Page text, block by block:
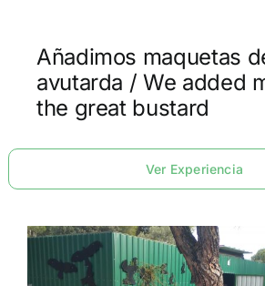
Añadimos maquetas
avutarda / We added
the great bustard
Ver Experiencia